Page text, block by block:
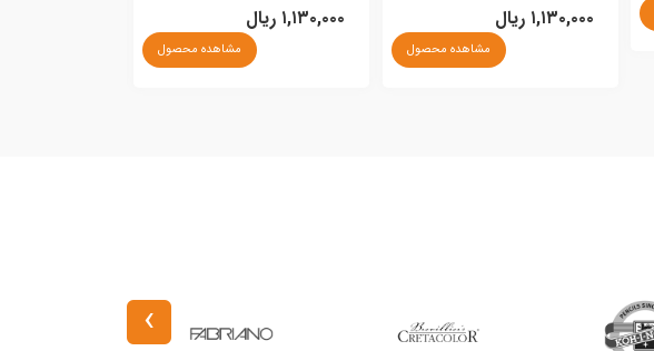
۱,۱۳۰,۰۰۰ ریال
مشاهده محصول
۱,۱۳۰,۰۰۰ ریال
مشاهده محصول
›